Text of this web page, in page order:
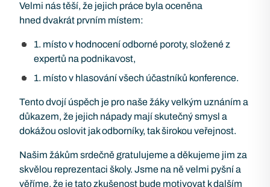
Velmi nás těší, že jejich práce byla oceněna
hned dvakrát prvním místem:
1. místo v hodnocení odborné poroty, složené z
expertů na podnikavost,
1. místo v hlasování všech účastníků konference.
Tento dvojí úspěch je pro naše žáky velkým uznáním a
důkazem, že jejich nápady mají skutečný smysl a
dokážou oslovit jak odborníky, tak širokou veřejnost.
Našim žákům srdečně gratulujeme a děkujeme jim za
skvělou reprezentaci školy. Jsme na ně velmi pyšní a
věříme, že je tato zkušenost bude motivovat k dalším